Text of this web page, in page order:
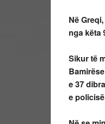
Në
nga këta
Sikur të
e 37
e